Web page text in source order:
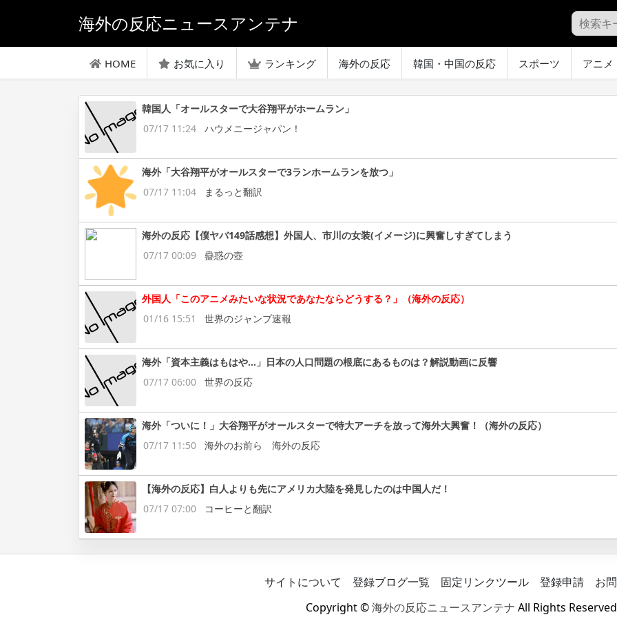
海外の反応ニュースアンテナ
HOME お気に入り ランキング 海外の反応 韓国・中国の反応 スポーツ アニメ
韓国人「オールスターで大谷翔平がホームラン」
07/17 11:24
ハウメニージャパン！
海外「大谷翔平がオールスターで3ランホームランを放つ」
07/17 11:04
まるっと翻訳
海外の反応【僕ヤバ149話感想】外国人、市川の女装(イメージ)に興奮しすぎてしまう
07/17 00:09
蠱惑の壺
外国人「このアニメみたいな状況であなたならどうする？」（海外の反応）
01/16 15:51
世界のジャンプ速報
海外「資本主義はもはや…」日本の人口問題の根底にあるものは？解説動画に反響
07/17 06:00
世界の反応
海外「ついに！」大谷翔平がオールスターで特大アーチを放って海外大興奮！（海外の反応）
07/17 11:50
海外のお前ら 海外の反応
【海外の反応】白人よりも先にアメリカ大陸を発見したのは中国人だ！
07/17 07:00
コーヒーと翻訳
サイトについて 登録ブログ一覧 固定リンクツール 登録申請
お
Copyright ©海外の反応ニュースアンテナ All Rights